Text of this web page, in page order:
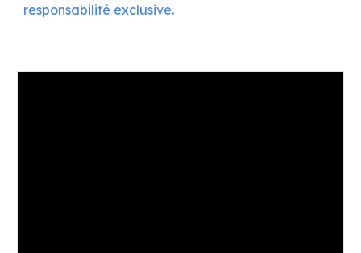
responsabilité exclusive.